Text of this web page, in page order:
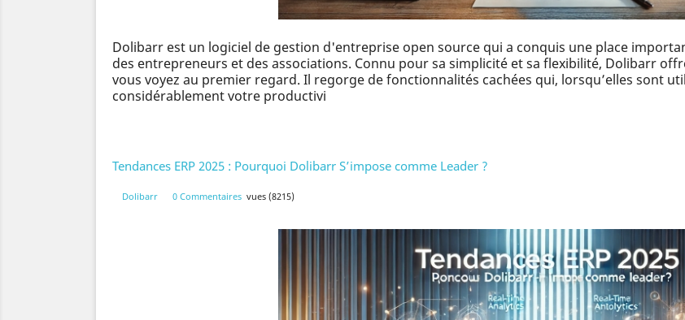
Dolibarr est un logiciel de gestion d'entreprise open source qui a conquis une place
des entrepreneurs et des associations. Connu pour sa simplicité et sa flexibilité, Dolibarr
vous voyez au premier regard. Il regorge de fonctionnalités cachées qui, lorsqu’elles sont
considérablement votre productivi
Tendances ERP 2025 : Pourquoi Dolibarr S’impose comme Leader ?
Dolibarr 0 Commentaires vues (8215)